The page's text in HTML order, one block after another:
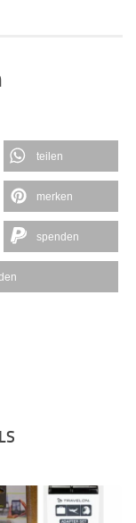
teilen
merken
spenden